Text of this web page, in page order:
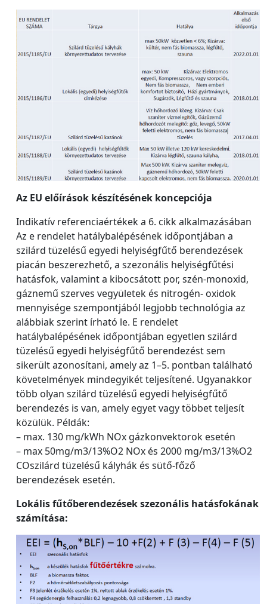
Az EU előírások készítésének koncepciója
Indikatív referenciaértékek a 6. cikk alkalmazásában
Az e rendelet hatálybalépésének időpontjában a
szilárd tüzelésű egyedi helyiségfűtő berendezések
piacán beszerezhető, a szezonális helyiségfűtési
hatásfok, valamint a kibocsátott por, szén-monoxid,
gáznemű szerves vegyületek és nitrogén- oxidok
mennyisége szempontjából legjobb technológia az
alábbiak szerint írható le. E rendelet
hatálybalépésének időpontjában egyetlen szilárd
tüzelésű egyedi helyiségfűtő berendezést sem
sikerült azonosítani, amely az 1–5. pontban található
követelmények mindegyikét teljesítené. Ugyanakkor
több olyan szilárd tüzelésű egyedi helyiségfűtő
berendezés is van, amely egyet vagy többet teljesít
közülük. Példák:
– max. 130 mg/kWh NOx gázkonvektorok esetén
– max 50mg/m3/13%O2 NOx és 2000 mg/m3/13%O2
COszilárd tüzelésű kályhák és sütő-főző
berendezések esetén.
Lokális fűtőberendezések szezonális hatásfokának
számítása: